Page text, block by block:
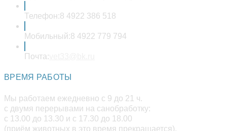
Телефон:8 4922 386 518
Мобильный:8 4922 779 794
Почта:
ВРЕМЯ РАБОТЫ
Мы работаем ежедневно с 9 до 21 ч.
с двумя перерывами на санобработку:
с 13.00 до 13.30 и с 17.30 до 18.00
(приём животных в это время прекращается).